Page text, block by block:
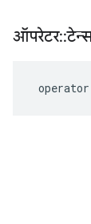
ऑपरेटर::
operator